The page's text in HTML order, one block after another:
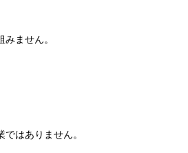
ません。
はありません。